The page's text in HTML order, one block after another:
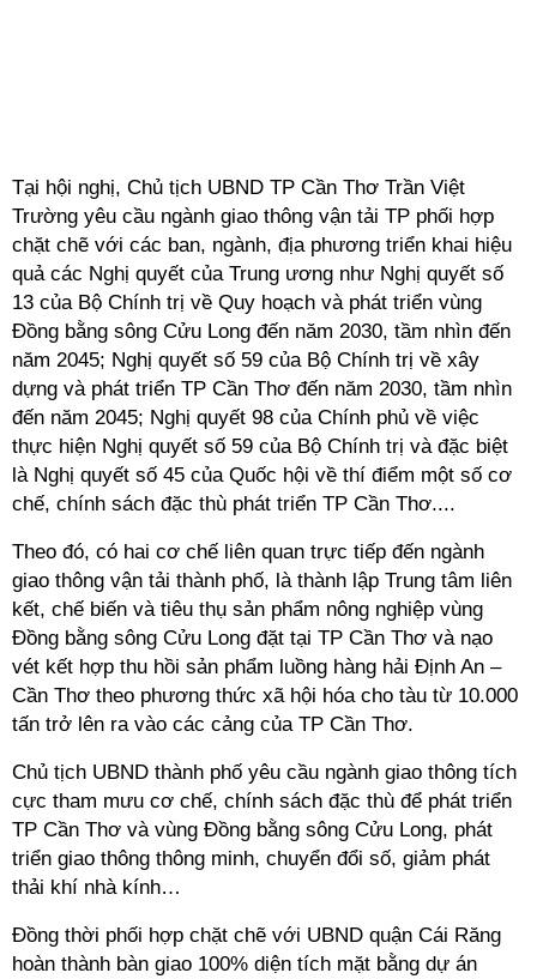
Tại hội nghị, Chủ tịch UBND TP Cần Thơ Trần Việt
Trường yêu cầu ngành giao thông vận tải TP phối hợp
chặt chẽ với các ban, ngành, địa phương triển khai hiệu
quả các Nghị quyết của Trung ương như Nghị quyết số
13 của Bộ Chính trị về Quy hoạch và phát triển vùng
Đồng bằng sông Cửu Long đến năm 2030, tầm nhìn đến
năm 2045; Nghị quyết số 59 của Bộ Chính trị về xây
dựng và phát triển TP Cần Thơ đến năm 2030, tầm nhìn
đến năm 2045; Nghị quyết 98 của Chính phủ về việc
thực hiện Nghị quyết số 59 của Bộ Chính trị và đặc biệt
là Nghị quyết số 45 của Quốc hội về thí điểm một số cơ
chế, chính sách đặc thù phát triển TP Cần Thơ....
Theo đó, có hai cơ chế liên quan trực tiếp đến ngành
giao thông vận tải thành phố, là thành lập Trung tâm liên
kết, chế biến và tiêu thụ sản phẩm nông nghiệp vùng
Đồng bằng sông Cửu Long đặt tại TP Cần Thơ và nạo
vét kết hợp thu hồi sản phẩm luồng hàng hải Định An –
Cần Thơ theo phương thức xã hội hóa cho tàu từ 10.000
tấn trở lên ra vào các cảng của TP Cần Thơ.
Chủ tịch UBND thành phố yêu cầu ngành giao thông tích
cực tham mưu cơ chế, chính sách đặc thù để phát triển
TP Cần Thơ và vùng Đồng bằng sông Cửu Long, phát
triển giao thông thông minh, chuyển đổi số, giảm phát
thải khí nhà kính…
Đồng thời phối hợp chặt chẽ với UBND quận Cái Răng
hoàn thành bàn giao 100% diện tích mặt bằng dự án